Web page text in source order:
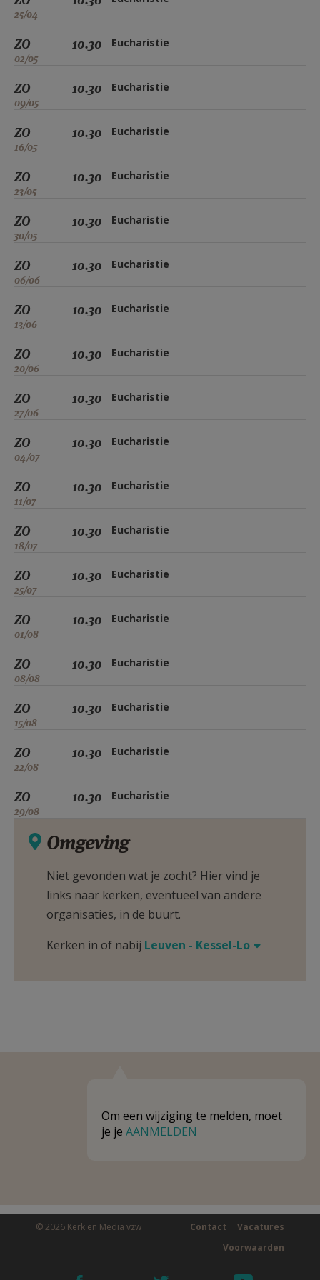
25/04
ZO
02/05
10.30 Eucharistie
ZO
09/05
10.30 Eucharistie
ZO
16/05
10.30 Eucharistie
ZO
23/05
10.30 Eucharistie
ZO
30/05
10.30 Eucharistie
ZO
06/06
10.30 Eucharistie
ZO
13/06
10.30 Eucharistie
ZO
20/06
10.30 Eucharistie
ZO
27/06
10.30 Eucharistie
ZO
04/07
10.30 Eucharistie
ZO
11/07
10.30 Eucharistie
ZO
18/07
10.30 Eucharistie
ZO
25/07
10.30 Eucharistie
ZO
01/08
10.30 Eucharistie
ZO
08/08
10.30 Eucharistie
ZO
15/08
10.30 Eucharistie
ZO
22/08
10.30 Eucharistie
ZO
29/08
10.30 Eucharistie
Omgeving
Niet gevonden wat je zocht? Hier vind je
links naar kerken, eventueel van andere
organisaties, in de buurt.
Kerken in of nabij Leuven - Kessel-Lo
Om een wijziging te melden, moet
je je AANMELDEN
© 2026 Kerk en Media vzw Vacatures
Contact
Voorwaarden